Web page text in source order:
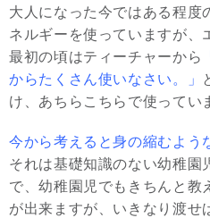
大人になった今ではある程度
ネルギーを使っていますが、
最初の頃はティーチャーから
からたくさん使いなさい。」
け、あちらこちらで使ってい
今から考えると身の縮むよう
それは基礎知識のない幼稚園
で、幼稚園児でもきちんと教
が出来ますが、いきなり渡せ